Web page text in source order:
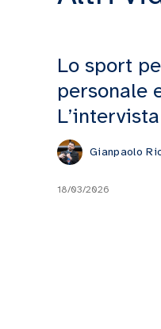
Lo sport
personale
Gianpaolo
18/03/2026